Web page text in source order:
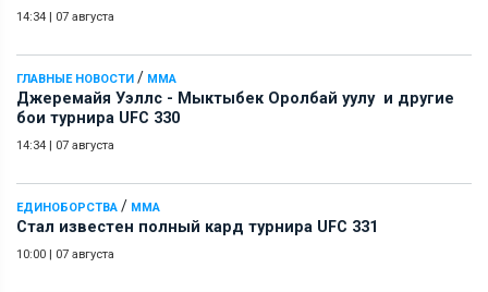
14:34 | 07 августа
ГЛАВНЫЕ НОВОСТИ / ММА
Джеремайя Уэллс - Мыктыбек Оролбай уулу и другие
бои турнира UFC 330
14:34 | 07 августа
ЕДИНОБОРСТВА / ММА
Стал известен полный кард турнира UFC 331
10:00 | 07 августа